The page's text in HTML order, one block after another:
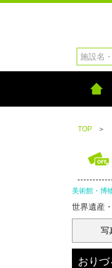
TOP ＞
美術館・博
世界遺産
写
おり